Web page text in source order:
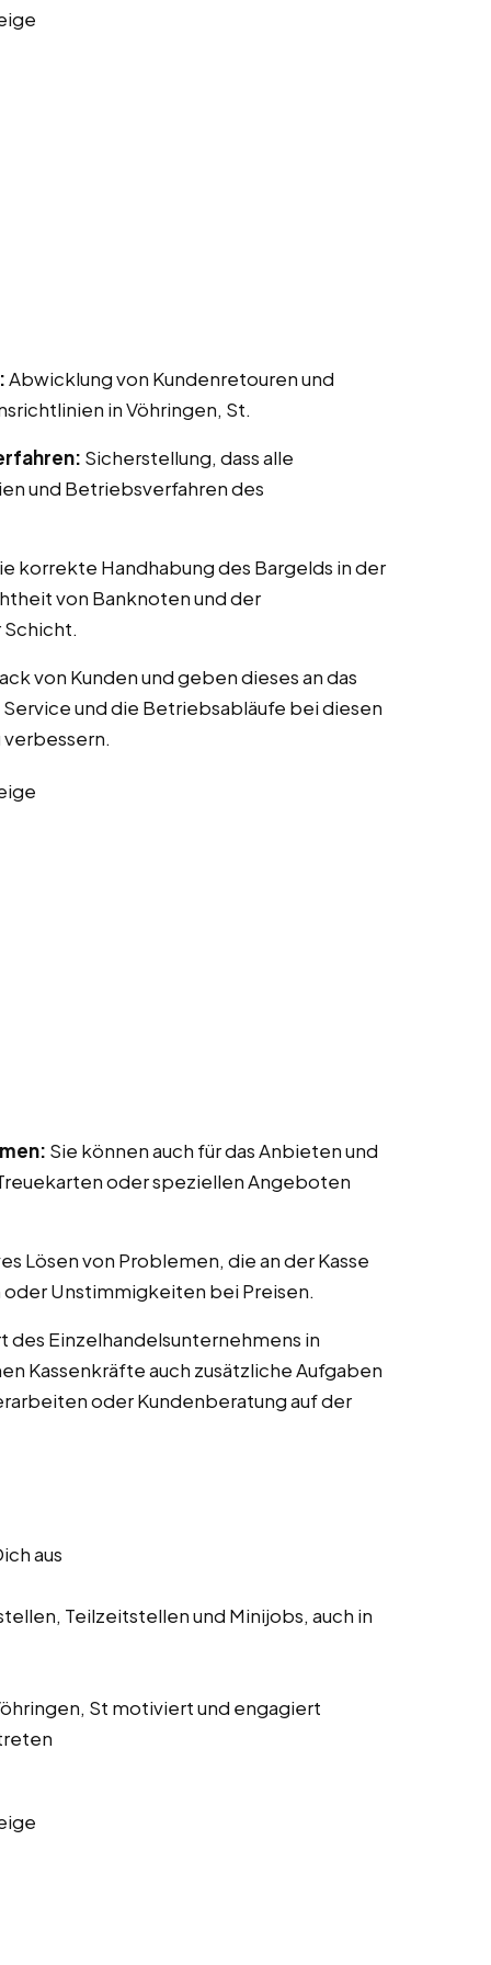
Abwicklung von Kundenretouren und
in Vöhringen, St.
Sicherstellung, dass alle
und Betriebsverfahren des
korrekte Handhabung des Bargelds in der
von Banknoten und der
von Kunden und geben dieses an das
und die Betriebsabläufe bei diesen
Sie können auch für das Anbieten und
oder speziellen Angeboten
Lösen von Problemen, die an der Kasse
Unstimmigkeiten bei Preisen.
des Einzelhandelsunternehmens in
Kassenkräfte auch zusätzliche Aufgaben
oder Kundenberatung auf der
aus
Teilzeitstellen und Minijobs, auch in
St motiviert und engagiert